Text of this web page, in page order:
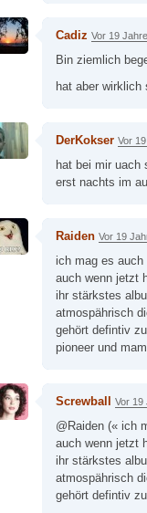
Cadiz Vor 19
Bin ziemlich
hat aber wirklich
DerKokser Vor
hat bei mir uach
erst nachts im
Raiden Vor 19
ich mag es auch
auch wenn jetzt
ihr stärkstes
atmospährisch
gehört defintiv
pioneer und
Screwball Vor 19
@Raiden (« ich
auch wenn jetzt
ihr stärkstes
atmospährisch
gehört defintiv